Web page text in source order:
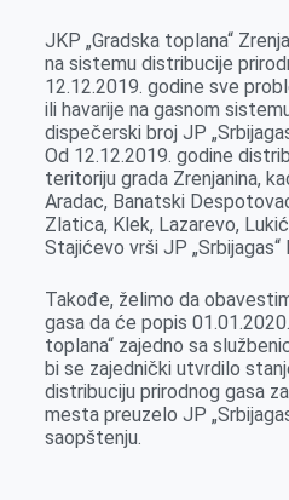
b
o
o
k
e
n
g
e
r
e
d
I
n
r
JKP „Gradska toplana“
na sistemu distribucije
12.12.2019. godine sve
ili havarije na gasnom
dispečerski broj JP
Od 12.12.2019. godine
teritoriju grada Zrenjanina,
Aradac, Banatski
Zlatica, Klek, Lazarevo,
Stajićevo vrši JP „Srbijagas“
Takođe, želimo da
gasa da će popis
toplana“ zajedno sa
bi se zajednički utvrdilo
distribuciju prirodnog gasa
mesta preuzelo JP
saopštenju.